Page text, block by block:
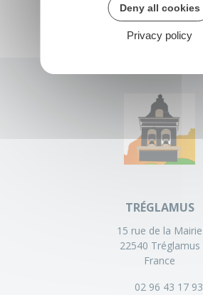
TRÉGLAMUS
15 rue de la Mairie
22540 Tréglamus
France
02 96 43 17 93
Deny all cookies
Privacy policy